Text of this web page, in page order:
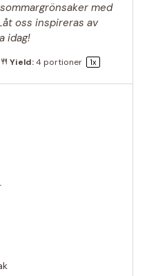
med
oss inspireras av
idag!
Yield:4portioner 1x